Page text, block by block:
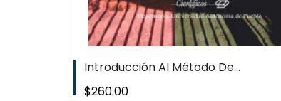
Introducción Al Método De...
Precio
$260.00